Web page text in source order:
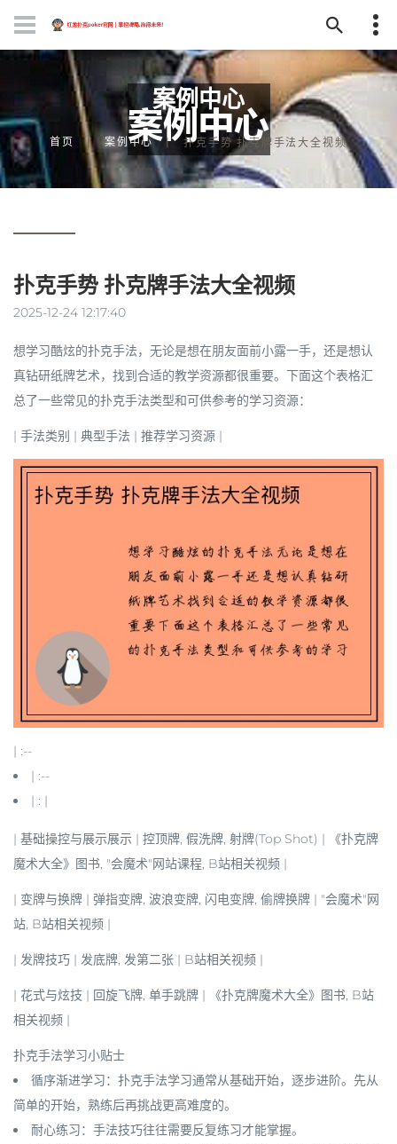
案例中心
首页 案例中心 扑克手势 扑克牌手法大全视频
扑克手势 扑克牌手法大全视频
2025-12-24 12:17:40
想学习酷炫的扑克手法，无论是想在朋友面前小露一手，还是想认
真钻研纸牌艺术，找到合适的教学资源都很重要。下面这个表格汇
总了一些常见的扑克手法类型和可供参考的学习资源：
| 手法类别 | 典型手法 | 推荐学习资源 |
| :--
| :--
| : |
| 基础操控与展示展示 | 控顶牌, 假洗牌, 射牌(Top Shot) | 《扑克牌
魔术大全》图书, "会魔术"网站课程, B站相关视频 |
| 变牌与换牌 | 弹指变牌, 波浪变牌, 闪电变牌, 偷牌换牌 | "会魔术"网
站, B站相关视频 |
| 发牌技巧 | 发底牌, 发第二张 | B站相关视频 |
| 花式与炫技 | 回旋飞牌, 单手跳牌 | 《扑克牌魔术大全》图书, B站
相关视频 |
扑克手法学习小贴士
循序渐进学习：扑克手法学习通常从基础开始，逐步进阶。先从
简单的开始，熟练后再挑战更高难度的。
耐心练习：手法技巧往往需要反复练习才能掌握。